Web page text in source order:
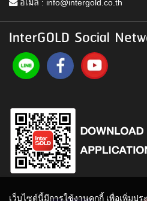
อีเมล : info@intergold.co.th
InterGOLD Social
เว็บไซต์นี้มีการใช้งานคุกกี้ เพื่อเพิ่ม